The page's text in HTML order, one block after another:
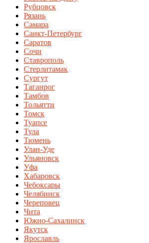
Рубцовск
Рязань
Самара
Санкт-Петербург
Саратов
Сочи
Ставрополь
Стерлитамак
Сургут
Таганрог
Тамбов
Тольятти
Томск
Туапсе
Тула
Тюмень
Улан-Уде
Ульяновск
Уфа
Хабаровск
Чебоксары
Челябинск
Череповец
Чита
Южно-Сахалинск
Якутск
Ярославль